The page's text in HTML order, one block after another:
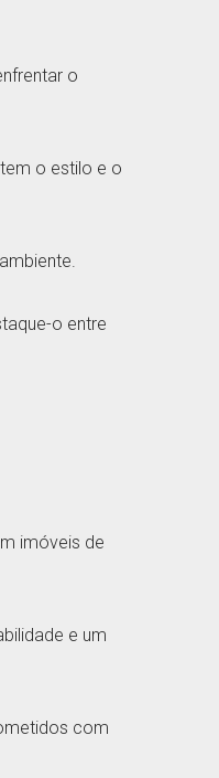
o
o estilo e o
o entre
imóveis de
e um
com